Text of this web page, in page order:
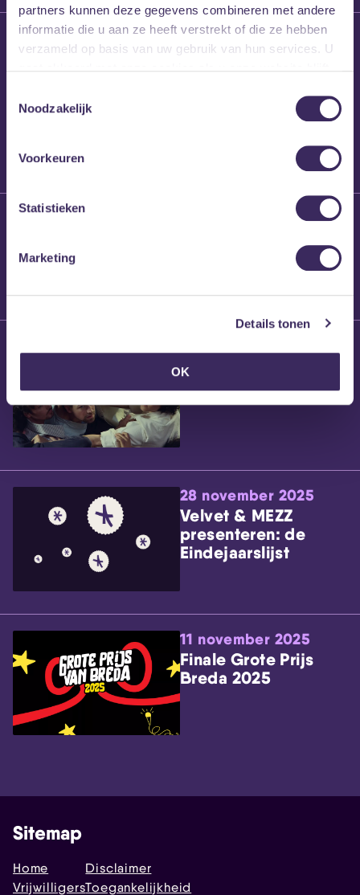
partners kunnen deze gegevens combineren met andere
informatie die u aan ze heeft verstrekt of die ze hebben
verzameld op basis van uw gebruik van hun services. U
Noodzakelijk
Voorkeuren
Statistieken
Marketing
Details tonen
OK
26 maart 2026
Willem’s Blog: High
Brennt Vanneste
Willem’s Blog: Ão
28 november 2025
Velvet & MEZZ
presenteren: de
Eindejaarslijst
11 november 2025
Finale Grote Prijs
Breda 2025
Sitemap
Home
Vrijwilligers
Disclaimer
Toegankelijkheid